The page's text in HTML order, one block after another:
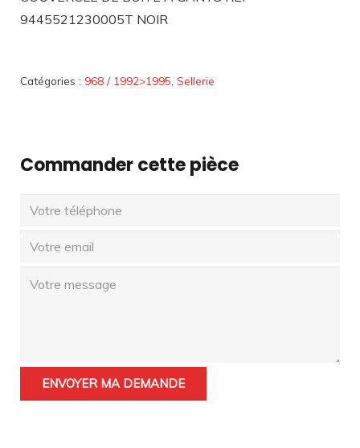
9445521230005T NOIR
Catégories : 968 / 1992>1995 Sellerie
Commander cette pièce